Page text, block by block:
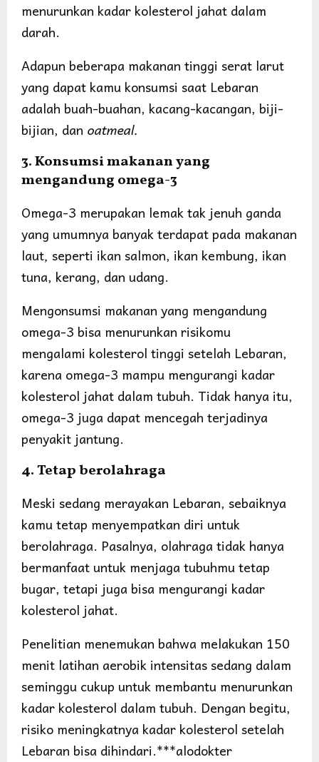
menurunkan kadar kolesterol jahat dalam
darah.
Adapun beberapa makanan tinggi serat larut
yang dapat kamu konsumsi saat Lebaran
adalah buah-buahan, kacang-kacangan, biji-
bijian, dan oatmeal.
3. Konsumsi makanan yang
mengandung omega-3
Omega-3 merupakan lemak tak jenuh ganda
yang umumnya banyak terdapat pada makanan
laut, seperti ikan salmon, ikan kembung, ikan
tuna, kerang, dan udang.
Mengonsumsi makanan yang mengandung
omega-3 bisa menurunkan risikomu
mengalami kolesterol tinggi setelah Lebaran,
karena omega-3 mampu mengurangi kadar
kolesterol jahat dalam tubuh. Tidak hanya itu,
omega-3 juga dapat mencegah terjadinya
penyakit jantung.
4. Tetap berolahraga
Meski sedang merayakan Lebaran, sebaiknya
kamu tetap menyempatkan diri untuk
berolahraga. Pasalnya, olahraga tidak hanya
bermanfaat untuk menjaga tubuhmu tetap
bugar, tetapi juga bisa mengurangi kadar
kolesterol jahat.
Penelitian menemukan bahwa melakukan 150
menit latihan aerobik intensitas sedang dalam
seminggu cukup untuk membantu menurunkan
kadar kolesterol dalam tubuh. Dengan begitu,
risiko meningkatnya kadar kolesterol setelah
Lebaran bisa dihindari.***alodokter